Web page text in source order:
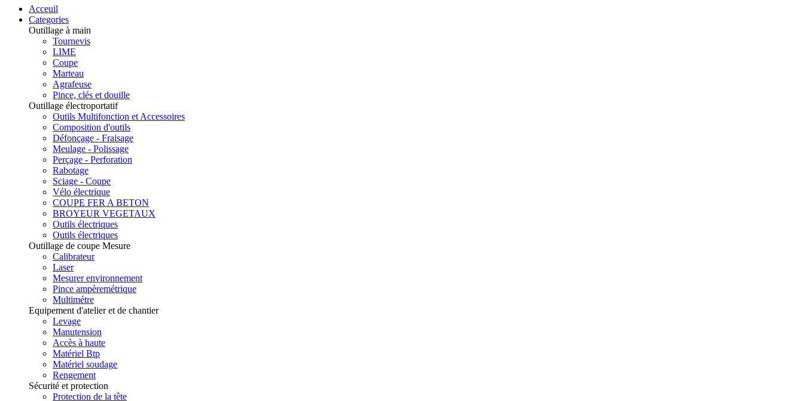
Acceuil
Categories
Outillage à main
Tournevis
LIME
Coupe
Marteau
Agrafeuse
Pince, clés et douille
Outillage électroportatif
Outils Multifonction et Accessoires
Composition d'outils
Défonçage - Fraisage
Meulage - Polissage
Perçage - Perforation
Rabotage
Sciage - Coupe
Vélo électrique
COUPE FER A BETON
BROYEUR VEGETAUX
Outils électriques
Outils électriques
Outillage de coupe Mesure
Calibrateur
Laser
Mesurer environnement
Pince ampèremétrique
Multimétre
Equipement d'atelier et de chantier
Levage
Manutension
Accès à haute
Matériel Btp
Matériel soudage
Rengement
Sécurité et protection
Protection de la tête